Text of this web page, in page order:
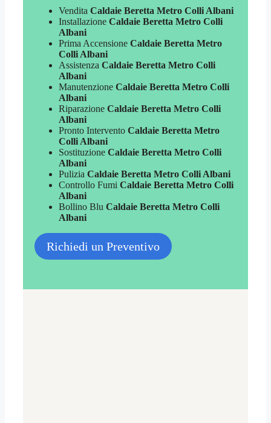
Vendita Caldaie Beretta Metro Colli Albani
Installazione Caldaie Beretta Metro Colli
Albani
Prima Accensione Caldaie Beretta Metro
Colli Albani
Assistenza Caldaie Beretta Metro Colli
Albani
Manutenzione Caldaie Beretta Metro Colli
Albani
Riparazione Caldaie Beretta Metro Colli
Albani
Pronto Intervento Caldaie Beretta Metro
Colli Albani
Sostituzione Caldaie Beretta Metro Colli
Albani
Pulizia Caldaie Beretta Metro Colli Albani
Controllo Fumi Caldaie Beretta Metro Colli
Albani
Bollino Blu Caldaie Beretta Metro Colli
Albani
Richiedi un Preventivo